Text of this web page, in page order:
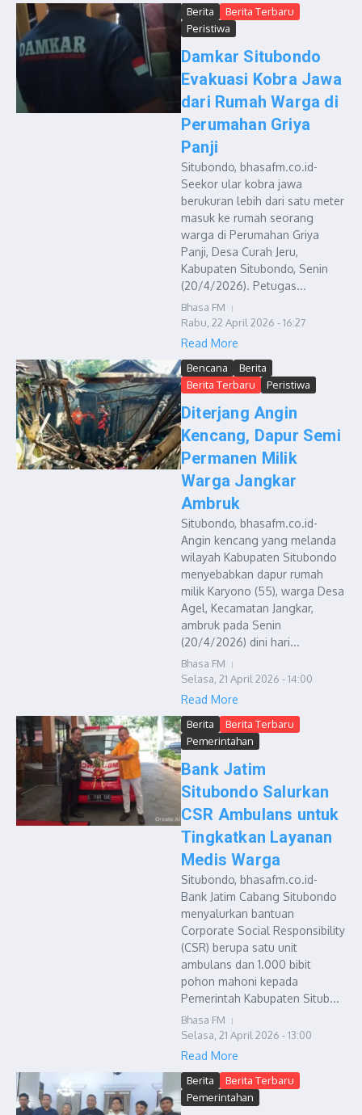
Berita
Berita Terbaru
Peristiwa
Damkar Situbondo
Evakuasi Kobra Jawa
dari Rumah Warga di
Perumahan Griya
Panji
Situbondo, bhasafm.co.id-
Seekor ular kobra jawa
berukuran lebih dari satu meter
masuk ke rumah seorang
warga di Perumahan Griya
Panji, Desa Curah Jeru,
Kabupaten Situbondo, Senin
(20/4/2026). Petugas...
Bhasa FM
Rabu, 22 April 2026 - 16:27
Read More
Bencana
Berita
Berita Terbaru
Peristiwa
Diterjang Angin
Kencang, Dapur Semi
Permanen Milik
Warga Jangkar
Ambruk
Situbondo, bhasafm.co.id-
Angin kencang yang melanda
wilayah Kabupaten Situbondo
menyebabkan dapur rumah
milik Karyono (55), warga Desa
Agel, Kecamatan Jangkar,
ambruk pada Senin
(20/4/2026) dini hari...
Bhasa FM
Selasa, 21 April 2026 - 14:00
Read More
Berita
Berita Terbaru
Pemerintahan
Bank Jatim
Situbondo Salurkan
CSR Ambulans untuk
Tingkatkan Layanan
Medis Warga
Situbondo, bhasafm.co.id-
Bank Jatim Cabang Situbondo
menyalurkan bantuan
Corporate Social Responsibility
(CSR) berupa satu unit
ambulans dan 1.000 bibit
pohon mahoni kepada
Pemerintah Kabupaten Situb...
Bhasa FM
Selasa, 21 April 2026 - 13:00
Read More
Berita
Berita Terbaru
Pemerintahan